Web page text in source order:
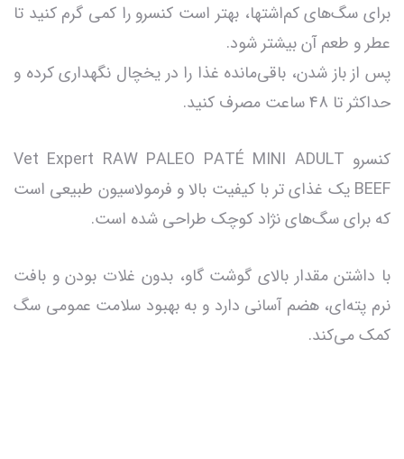
برای سگ‌های کم‌اشتها، بهتر است کنسرو را کمی گرم کنید تا
عطر و طعم آن بیشتر شود.
پس از باز شدن، باقی‌مانده غذا را در یخچال نگهداری کرده و
حداکثر تا 48 ساعت مصرف کنید.
کنسرو Vet Expert RAW PALEO PATÉ MINI ADULT
BEEF یک غذای تر با کیفیت بالا و فرمولاسیون طبیعی است
که برای سگ‌های نژاد کوچک طراحی شده است.
با داشتن مقدار بالای گوشت گاو، بدون غلات بودن و بافت
نرم پته‌ای، هضم آسانی دارد و به بهبود سلامت عمومی سگ
کمک می‌کند.